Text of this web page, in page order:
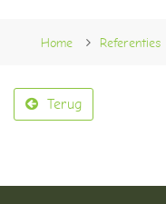
Home Referenties
Terug